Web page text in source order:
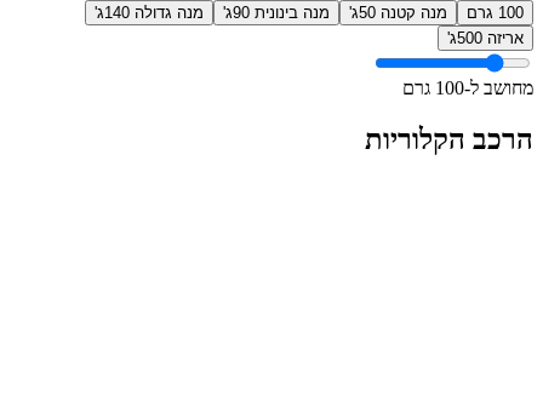
100 גרם מנה קטנה 50ג' מנה בינונית 90ג'
מנה גדולה 140ג'
אריזה 500ג'
מחושב ל-100 גרם
הרכב הקלוריות